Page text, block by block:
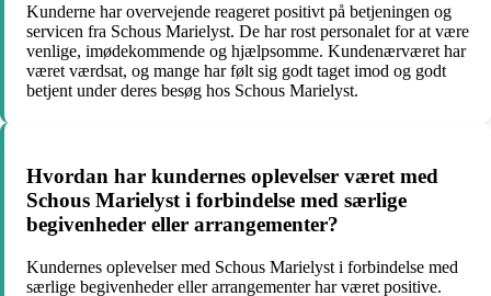
Kunderne har overvejende reageret positivt på betjeningen og
servicen fra Schous Marielyst. De har rost personalet for at være
venlige, imødekommende og hjælpsomme. Kundenærværet har
været værdsat, og mange har følt sig godt taget imod og godt
betjent under deres besøg hos Schous Marielyst.
Hvordan har kundernes oplevelser været med
Schous Marielyst i forbindelse med særlige
begivenheder eller arrangementer?
Kundernes oplevelser med Schous Marielyst i forbindelse med
særlige begivenheder eller arrangementer har været positive.